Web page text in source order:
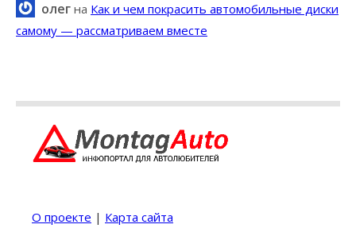
олег на Как и чем покрасить автомобильные диски
самому — рассматриваем вместе
О проекте | Карта сайта